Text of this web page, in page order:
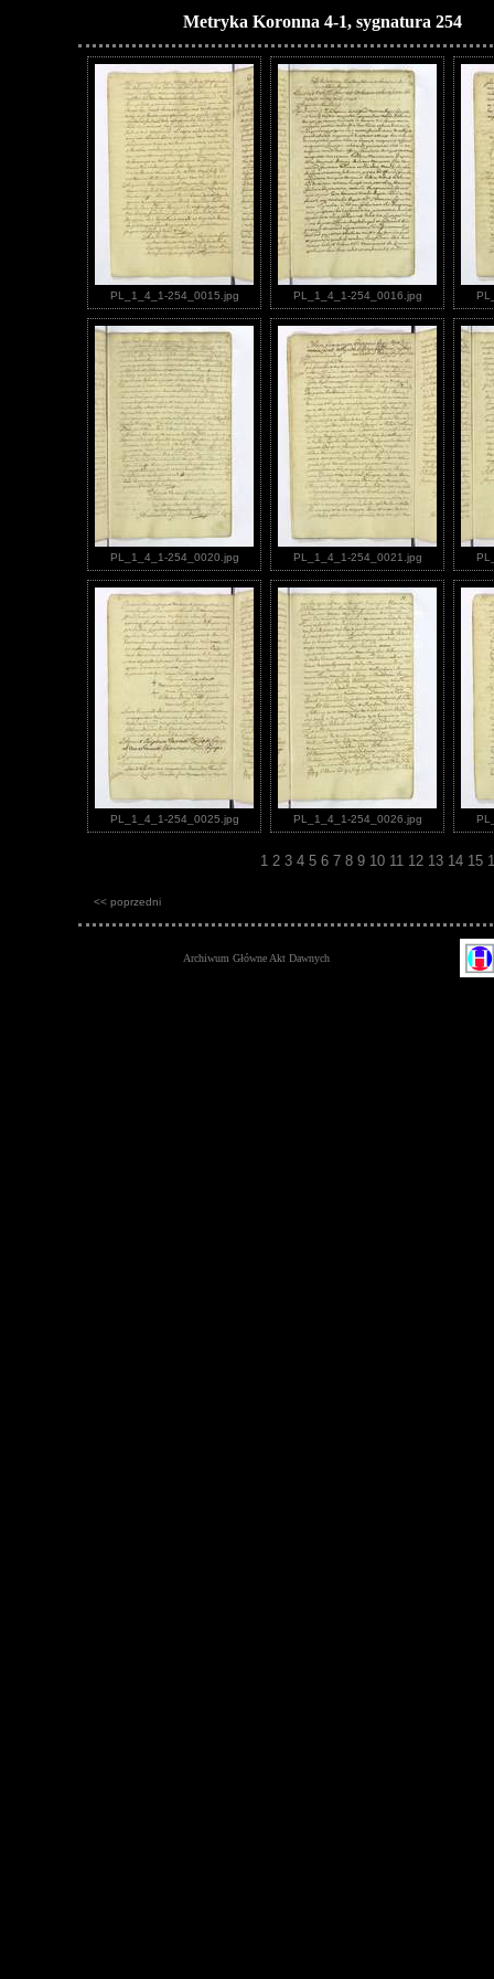
Metryka Koronna 4-1, sygnatura 254
PL_1_4_1-254_0015.jpg PL_1_4_1-254_0016.jpg
PL_1_4_1-254_0020.jpg PL_1_4_1-254_0021.jpg
PL_1_4_1-254_0025.jpg PL_1_4_1-254_0026.jpg
1 2 3 4 5 6 7 8 9 10 11 12 13 14 15
<< poprzedni
Archiwum Główne Akt Dawnych